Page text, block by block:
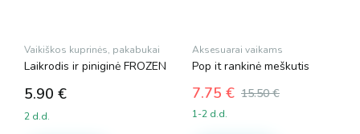
Vaikiškos kuprinės, pakabukai
Laikrodis ir piniginė FROZEN
5.90 €
2 d.d.
Aksesuarai vaikams
Pop it rankinė meškutis
15.50€
Original
price
7.75 €
Current
price
1-2 d.d.